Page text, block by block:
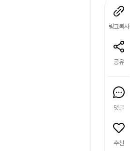
링크복사
공유
댓글
추천